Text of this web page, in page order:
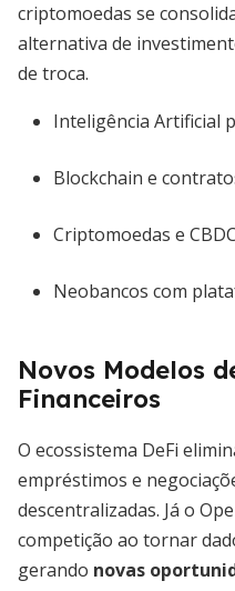
criptomoedas se
alternativa de
de troca.
Inteligência Artificial
Blockchain e
Criptomoedas e
Neobancos com
Novos Modelos
Financeiros
O ecossistema DeFi
empréstimos e
descentralizadas. Já o
competição ao tornar
gerando novas